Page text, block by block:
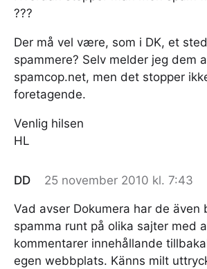
???
Der må vel være, som i DK, et
spammere? Selv melder jeg dem
spamcop.net, men det stopper
foretagende.
Venlig hilsen
HL
DD 25 november 2010 kl. 7:43
Vad avser Dokumera har de även
spamma runt på olika sajter med
kommentarer innehållande
egen webbplats. Känns milt